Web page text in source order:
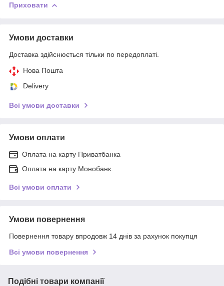
Приховати
Умови доставки
Доставка здійснюється тільки по передоплаті.
Нова Пошта
Delivery
Всі умови доставки
Умови оплати
Оплата на карту Приватбанка
Оплата на карту Монобанк.
Всі умови оплати
Умови повернення
Повернення товару впродовж 14 днів за рахунок покупця
Всі умови повернення
Подібні товари компанії